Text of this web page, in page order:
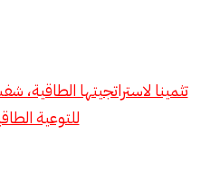
تثمينا لاستراتجيتها
للتوعية